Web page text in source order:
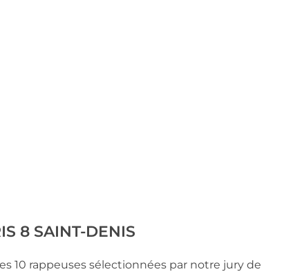
8 SAINT-DENIS
10 rappeuses sélectionnées par notre jury de